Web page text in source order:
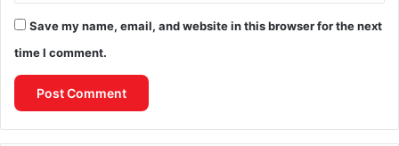
Save my name, email, and website in this browser for the next
time I comment.